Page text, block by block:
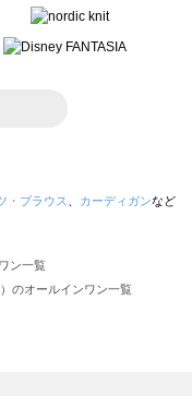
・ブラウス カーディガンなど
ン一覧
のオールインワン一覧
ールインワン一覧